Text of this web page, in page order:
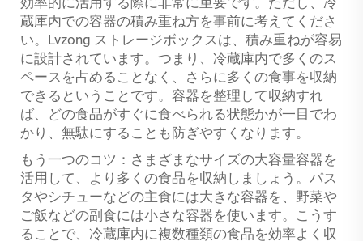
蔵庫内での容器の積み重ね方を事前に考えてくださ
い。Lvzong ストレージボックスは、積み重ねが容易
に設計されています。つまり、冷蔵庫内で多くのス
ペースを占めることなく、さらに多くの食事を収納
できるということです。容器を整理して収納すれ
ば、どの食品がすぐに食べられる状態かが一目でわ
かり、無駄にすることも防ぎやすくなります。
もう一つのコツ：さまざまなサイズの大容量容器を
活用して、より多くの食品を収納しましょう。パス
タやシチューなどの主食には大きな容器を、野菜や
ご飯などの副食には小さな容器を使います。こうす
ることで、冷蔵庫内に複数種類の食品を効率よく収